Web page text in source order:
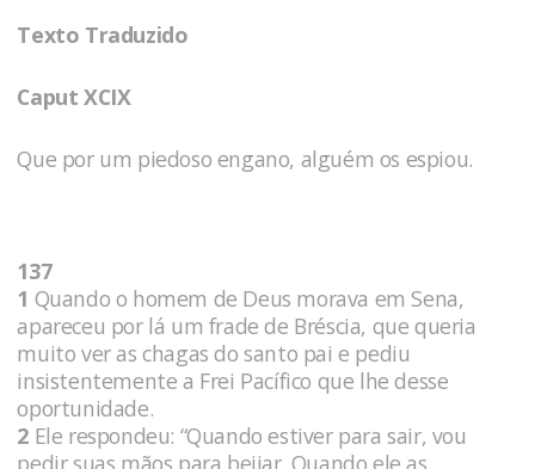
Texto Traduzido
Caput XCIX
Que por um piedoso engano, alguém os espiou.
137
1 Quando o homem de Deus morava em Sena,
apareceu por lá um frade de Bréscia, que queria
muito ver as chagas do santo pai e pediu
insistentemente a Frei Pacífico que lhe desse
oportunidade.
2 Ele respondeu: “Quando estiver para sair, vou
pedir suas mãos para beijar. Quando ele as